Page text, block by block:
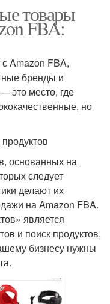
товары
FBA:
с Amazon FBA,
бренды и
это место, где
но
основанных на
следует
делают их
на Amazon FBA.
является
и поиск продуктов,
бизнесу нужны